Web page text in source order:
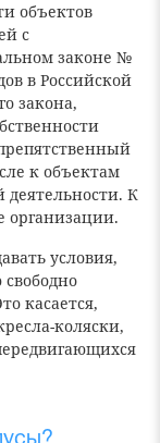
объектов
с
законе №
в Российской
закона,
к объектам
деятельности. К
организации.
условия,
касается,
коляски,